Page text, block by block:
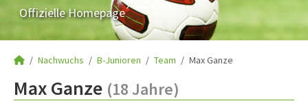
Offizielle Homepage
Nachwuchs B-Junioren Team Max Ganze
Max Ganze (18 Jahre)